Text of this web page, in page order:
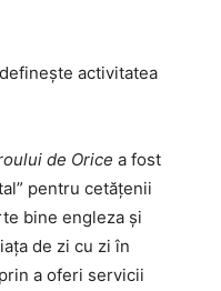
activitatea
de Orice a fost
pentru cetățenii
bine engleza și
de zi cu zi în
a oferi servicii